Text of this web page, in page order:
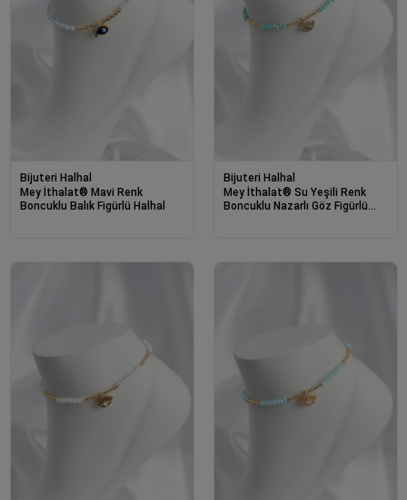
Bijuteri Halhal
Mey İthalat® Mavi Renk
Boncuklu Balık Figürlü Halhal
Bijuteri Halhal
Mey İthalat® Su Yeşili Renk
Boncuklu Nazarlı Göz Figürlü